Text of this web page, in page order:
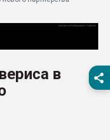
бутылок
Материал поверхности
вакуумного
в